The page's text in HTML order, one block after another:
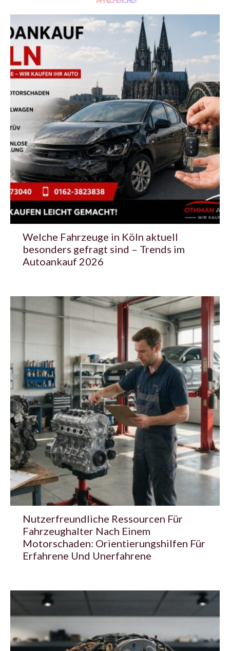
Welche Fahrzeuge in Köln aktuell
besonders gefragt sind – Trends im
Autoankauf 2026
Nutzerfreundliche Ressourcen Für
Fahrzeughalter Nach Einem
Motorschaden: Orientierungshilfen Für
Erfahrene Und Unerfahrene